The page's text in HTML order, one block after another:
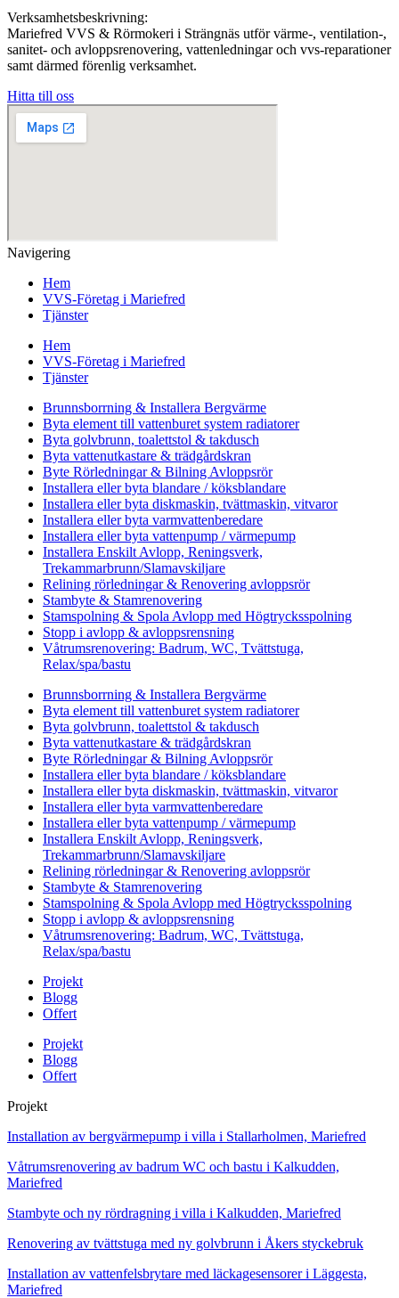
Verksamhetsbeskrivning:
Mariefred VVS & Rörmokeri i Strängnäs utför värme-, ventilation-,
sanitet- och avloppsrenovering, vattenledningar och vvs-reparationer
samt därmed förenlig verksamhet.
Hitta till oss
Navigering
Hem
VVS-Företag i Mariefred
Tjänster
Hem
VVS-Företag i Mariefred
Tjänster
Brunnsborrning & Installera Bergvärme
Byta element till vattenburet system radiatorer
Byta golvbrunn, toalettstol & takdusch
Byta vattenutkastare & trädgårdskran
Byte Rörledningar & Bilning Avloppsrör
Installera eller byta blandare / köksblandare
Installera eller byta diskmaskin, tvättmaskin, vitvaror
Installera eller byta varmvattenberedare
Installera eller byta vattenpump / värmepump
Installera Enskilt Avlopp, Reningsverk,
Trekammarbrunn/Slamavskiljare
Relining rörledningar & Renovering avloppsrör
Stambyte & Stamrenovering
Stamspolning & Spola Avlopp med Högtrycksspolning
Stopp i avlopp & avloppsrensning
Våtrumsrenovering: Badrum, WC, Tvättstuga,
Relax/spa/bastu
Brunnsborrning & Installera Bergvärme
Byta element till vattenburet system radiatorer
Byta golvbrunn, toalettstol & takdusch
Byta vattenutkastare & trädgårdskran
Byte Rörledningar & Bilning Avloppsrör
Installera eller byta blandare / köksblandare
Installera eller byta diskmaskin, tvättmaskin, vitvaror
Installera eller byta varmvattenberedare
Installera eller byta vattenpump / värmepump
Installera Enskilt Avlopp, Reningsverk,
Trekammarbrunn/Slamavskiljare
Relining rörledningar & Renovering avloppsrör
Stambyte & Stamrenovering
Stamspolning & Spola Avlopp med Högtrycksspolning
Stopp i avlopp & avloppsrensning
Våtrumsrenovering: Badrum, WC, Tvättstuga,
Relax/spa/bastu
Projekt
Blogg
Offert
Projekt
Blogg
Offert
Projekt
Installation av bergvärmepump i villa i Stallarholmen, Mariefred
Våtrumsrenovering av badrum WC och bastu i Kalkudden,
Mariefred
Stambyte och ny rördragning i villa i Kalkudden, Mariefred
Renovering av tvättstuga med ny golvbrunn i Åkers styckebruk
Installation av vattenfelsbrytare med läckagesensorer i Läggesta,
Mariefred